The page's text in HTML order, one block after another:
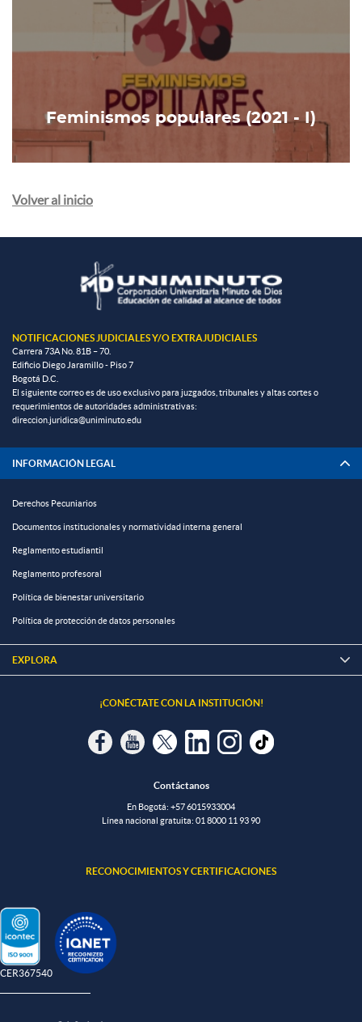
Feminismos populares (2021 - I)
Volver al inicio
NOTIFICACIONES JUDICIALES Y/O EXTRAJUDICIALES
Carrera 73A No. 81B – 70.
Edificio Diego Jaramillo - Piso 7
Bogotá D.C.
El siguiente correo es de uso exclusivo para juzgados, tribunales y altas cortes o
requerimientos de autoridades administrativas:
direccion.juridica@uniminuto.edu
INFORMACIÓN LEGAL
Derechos Pecuniarios
Documentos institucionales y normatividad interna general
Reglamento estudiantil
Reglamento profesoral
Política de bienestar universitario
Política de protección de datos personales
EXPLORA 
¡CONÉCTATE CON LA INSTITUCIÓN!
Contáctanos
En Bogotá: +57 6015933004
Línea nacional gratuita: 01 8000 11 93 90
RECONOCIMIENTOS Y CERTIFICACIONES
CER367540